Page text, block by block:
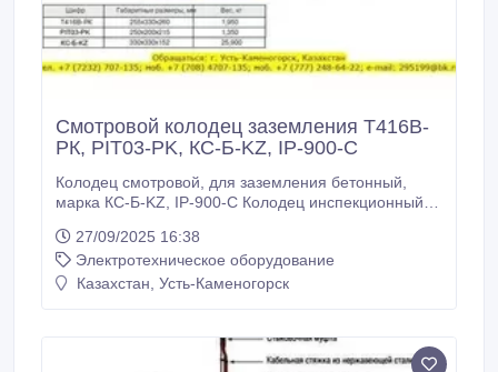
Смотровой колодец заземления T416B-
РК, РIT03-РK, КС-Б-KZ, IP-900-C
Колодец смотровой, для заземления бетонный,
марка КС-Б-KZ, IP-900-C Колодец инспекционный
Б-KZ; IP-900-C Обращаться: Казахстан, г. Усть-
Каменогорск, тел. +7 (7232) 707-135, +7 (708) 4707-
135, +7 (777) 248-64-22 E-mail: zavarzin60@bk.ru
Предназначен для контроля места соединения
27/09/2025 16:38
Электротехническое оборудование
Казахстан, Усть-Каменогорск